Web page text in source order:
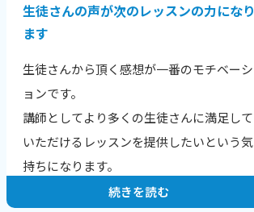
生徒さんの声が次のレッスンの力になり
ます
生徒さんから頂く感想が一番のモチベーシ
ョンです。
講師としてより多くの生徒さんに満足して
いただけるレッスンを提供したいという気
持ちになります。
続きを読む